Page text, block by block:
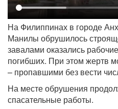
На Филиппинах в городе
Манилы обрушилось
завалами оказались
погибших. При этом жертв
– пропавшими без вести
На месте обрушения
спасательные работы.